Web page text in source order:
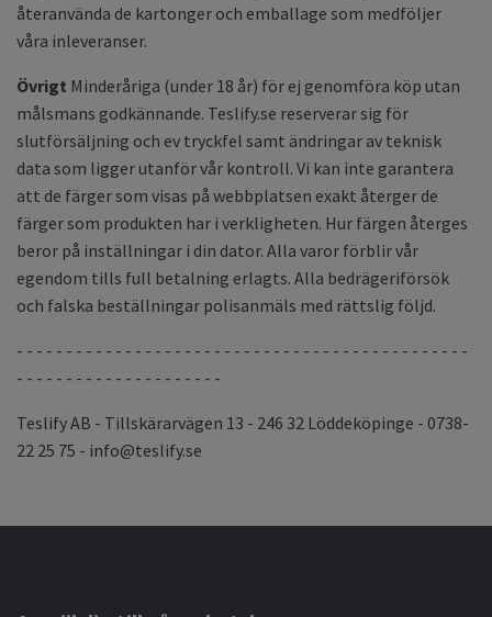
återanvända de kartonger och emballage som medföljer
våra inleveranser.
Övrigt Minderåriga (under 18 år) för ej genomföra köp utan
målsmans godkännande. Teslify.se reserverar sig för
slutförsäljning och ev tryckfel samt ändringar av teknisk
data som ligger utanför vår kontroll. Vi kan inte garantera
att de färger som visas på webbplatsen exakt återger de
färger som produkten har i verkligheten. Hur färgen återges
beror på inställningar i din dator. Alla varor förblir vår
egendom tills full betalning erlagts. Alla bedrägeriförsök
och falska beställningar polisanmäls med rättslig följd.
- - - - - - - - - - - - - - - - - - - - - - - - - - - - - - - - - - - - - - - - - - - - - -
- - - - - - - - - - - - - - - - - - - - -
Teslify AB - Tillskärarvägen 13 - 246 32 Löddeköpinge - 0738-
22 25 75 - info@teslify.se